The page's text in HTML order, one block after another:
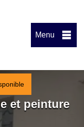
Menu
et peinture